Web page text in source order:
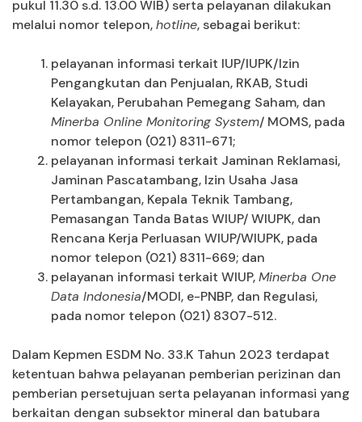
pukul 11.30 s.d. 13.00 WIB) serta pelayanan dilakukan
melalui nomor telepon,hotline, sebagai berikut:
pelayanan informasi terkait IUP/IUPK/Izin
Pengangkutan dan Penjualan, RKAB, Studi
Kelayakan, Perubahan Pemegang Saham, dan
Minerba Online Monitoring System/ MOMS, pada
nomor telepon (021) 8311-671;
pelayanan informasi terkait Jaminan Reklamasi,
Jaminan Pascatambang, Izin Usaha Jasa
Pertambangan, Kepala Teknik Tambang,
Pemasangan Tanda Batas WIUP/ WIUPK, dan
Rencana Kerja Perluasan WIUP/WIUPK, pada
nomor telepon (021) 8311-669; dan
pelayanan informasi terkait WIUP,Minerba One
Data Indonesia/MODI, e-PNBP, dan Regulasi,
pada nomor telepon (021) 8307-512.
Dalam Kepmen ESDM No. 33.K Tahun 2023 terdapat
ketentuan bahwa pelayanan pemberian perizinan dan
pemberian persetujuan serta pelayanan informasi yang
berkaitan dengan subsektor mineral dan batubara